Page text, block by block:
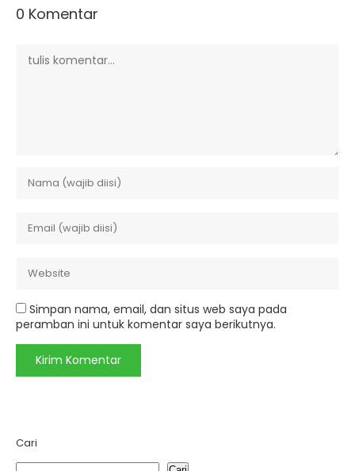
0 Komentar
Simpan nama, email, dan situs web saya pada
peramban ini untuk komentar saya berikutnya.
Cari